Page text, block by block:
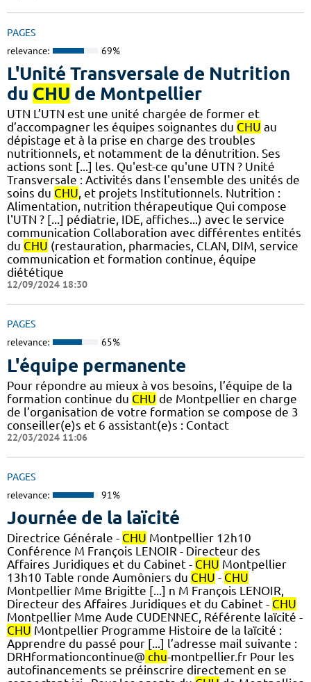
PAGES
relevance: 69%
L'Unité Transversale de Nutrition
du CHU de Montpellier
UTN L’UTN est une unité chargée de former et
d’accompagner les équipes soignantes du CHU au
dépistage et à la prise en charge des troubles
nutritionnels, et notamment de la dénutrition. Ses
actions sont [...] les. Qu'est-ce qu'une UTN ? Unité
Transversale : Activités dans l'ensemble des unités de
soins du CHU, et projets Institutionnels. Nutrition :
Alimentation, nutrition thérapeutique Qui compose
l'UTN ? [...] pédiatrie, IDE, affiches...) avec le service
communication Collaboration avec différentes entités
du CHU (restauration, pharmacies, CLAN, DIM, service
communication et formation continue, équipe
diététique
12/09/2024 18:30
PAGES
relevance: 65%
L'équipe permanente
Pour répondre au mieux à vos besoins, l’équipe de la
formation continue du CHU de Montpellier en charge
de l’organisation de votre formation se compose de 3
conseiller(e)s et 6 assistant(e)s : Contact
22/03/2024 11:06
PAGES
relevance: 91%
Journée de la laïcité
Directrice Générale - CHU Montpellier 12h10
Conférence M François LENOIR - Directeur des
Affaires Juridiques et du Cabinet - CHU Montpellier
13h10 Table ronde Aumôniers du CHU - CHU
Montpellier Mme Brigitte [...] n M François LENOIR,
Directeur des Affaires Juridiques et du Cabinet - CHU
Montpellier Mme Aude CUDENNEC, Référente laïcité -
CHU Montpellier Programme Histoire de la laïcité :
Apprendre du passé pour [...] l’adresse mail suivante :
DRHformationcontinue@ chu-montpellier.fr Pour les
autofinancements se préinscrire directement en se